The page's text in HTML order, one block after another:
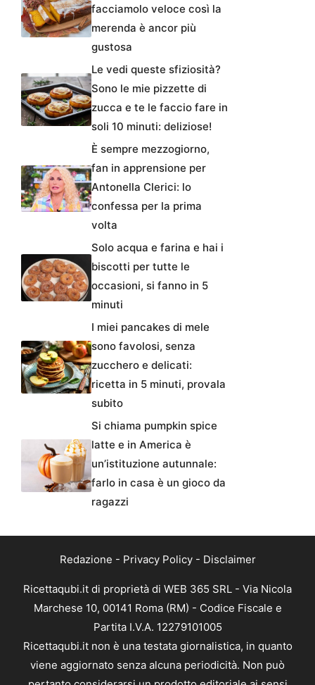
facciamolo veloce così la
merenda è ancor più
gustosa
Le vedi queste sfiziosità?
Sono le mie pizzette di
zucca e te le faccio fare in
soli 10 minuti: deliziose!
È sempre mezzogiorno,
fan in apprensione per
Antonella Clerici: lo
confessa per la prima
volta
Solo acqua e farina e hai i
biscotti per tutte le
occasioni, si fanno in 5
minuti
I miei pancakes di mele
sono favolosi, senza
zucchero e delicati:
ricetta in 5 minuti, provala
subito
Si chiama pumpkin spice
latte e in America è
un’istituzione autunnale:
farlo in casa è un gioco da
ragazzi
Redazione - Privacy Policy- Disclaimer
Ricettaqubi.it di proprietà di WEB 365 SRL - Via Nicola
Marchese 10, 00141 Roma (RM) - Codice Fiscale e
Partita I.V.A. 12279101005
Ricettaqubi.it non è una testata giornalistica, in quanto
viene aggiornato senza alcuna periodicità. Non può